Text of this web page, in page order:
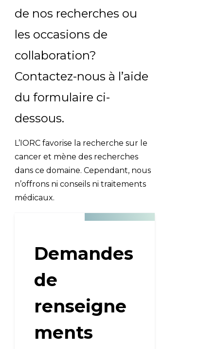
Describe yourself
Job Title
de nos recherches ou
les occasions de
collaboration?
Contactez-nous à l’aide
du formulaire ci-
dessous.
L’IORC favorise la recherche sur le
cancer et mène des recherches
dans ce domaine. Cependant, nous
n’offrons ni conseils ni traitements
médicaux.
Demandes
de
renseigne
ments